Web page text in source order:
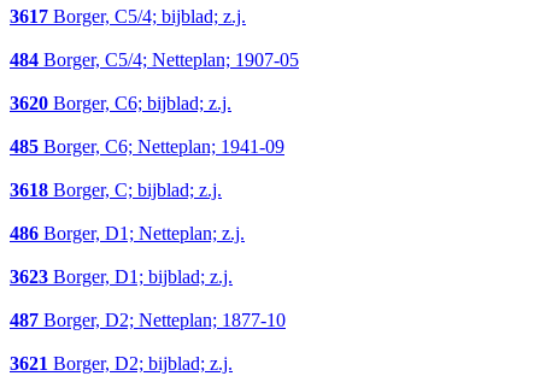
3617 Borger, C5/4; bijblad; z.j.
484 Borger, C5/4; Netteplan; 1907-05
3620 Borger, C6; bijblad; z.j.
485 Borger, C6; Netteplan; 1941-09
3618 Borger, C; bijblad; z.j.
486 Borger, D1; Netteplan; z.j.
3623 Borger, D1; bijblad; z.j.
487 Borger, D2; Netteplan; 1877-10
3621 Borger, D2; bijblad; z.j.